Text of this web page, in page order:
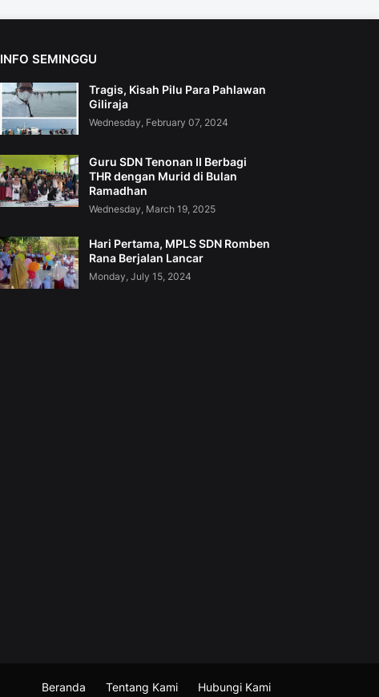
INFO SEMINGGU
Tragis, Kisah Pilu Para Pahlawan
Giliraja
Wednesday, February 07, 2024
Guru SDN Tenonan II Berbagi
THR dengan Murid di Bulan
Ramadhan
Wednesday, March 19, 2025
Hari Pertama, MPLS SDN Romben
Rana Berjalan Lancar
Monday, July 15, 2024
Beranda Tentang Kami Hubungi Kami